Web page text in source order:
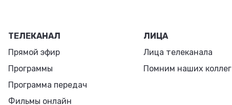
ТЕЛЕКАНАЛ
Прямой эфир
Программы
Программа передач
Фильмы онлайн
ЛИЦА
Лица телеканала
Помним наших коллег